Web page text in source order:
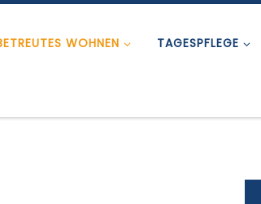
WOHNEN TAGESPFLEGE